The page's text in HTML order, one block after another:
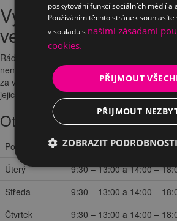
Vyzkoušení a
ve firmě
Rádi byste vyzkoušeli produkty
nemáte cestu kolem? Za
předem
za vámi a vybrané modely vám
jejich vlastnosti přímo u vás na pracovišti.
Otevírací doba
Pondělí
9:30 – 13:00 a 14:00 – 18:00
Úterý
9:30 – 13:00 a 14:00 –
Středa
9:30 – 13:00 a 14:00 –
Čtvrtek
9:30 – 13:00 a 14:00 –
poskytování funkcí sociálních médií a
Používáním těchto stránek
v souladu s našimi zásadami
cookies.
PŘIJMOUT
PŘIJMOUT
ZOBRAZIT PODROBNOSTI